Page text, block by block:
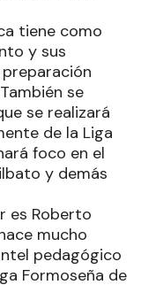
tiene como
y sus
se
se realizará
de la Liga
foco en el
y demás
es Roberto
mucho
pedagógico
Formoseña de